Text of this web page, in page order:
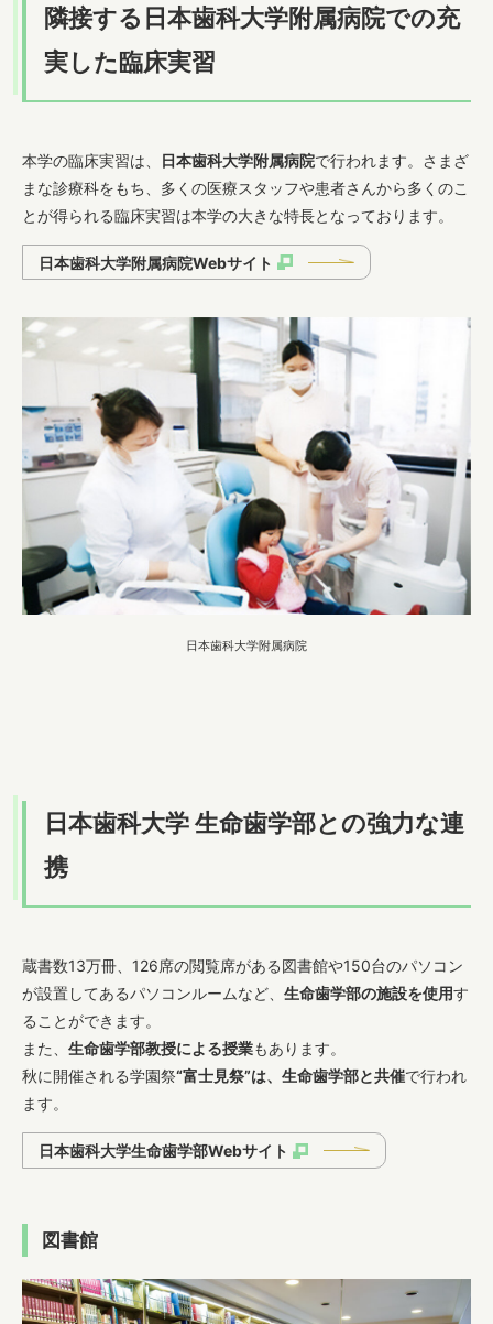
隣接する日本歯科大学附属病院での充
実した臨床実習
本学の臨床実習は、 日本歯科大学附属病院で行われます。さまざ
まな診療科をもち、多くの医療スタッフや患者さんから多くのこ
とが得られる臨床実習は本学の大きな特長となっております。
日本歯科大学附属病院Webサイト
日本歯科大学附属病院
日本歯科大学 生命歯学部との強力な連
携
蔵書数13万冊、126席の閲覧席がある図書館や150台のパソコン
が設置してあるパソコンルームなど、 生命歯学部の施設を使用す
ることができます。
また、 生命歯学部教授による授業もあります。
秋に開催される学園祭“富士見祭”は、生命歯学部と共催で行われ
ます。
日本歯科大学生命歯学部Webサイト
図書館